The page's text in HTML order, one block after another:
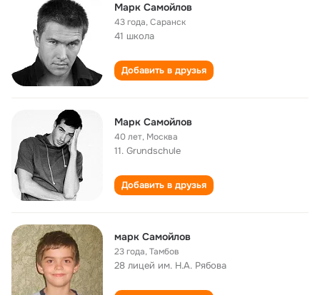
Марк Самойлов
43 года,Саранск
41 школа
Добавить в друзья
Марк Самойлов
40 лет, Москва
11. Grundschule
Добавить в друзья
марк Самойлов
23 года,Тамбов
28 лицей им. Н.А. Рябова